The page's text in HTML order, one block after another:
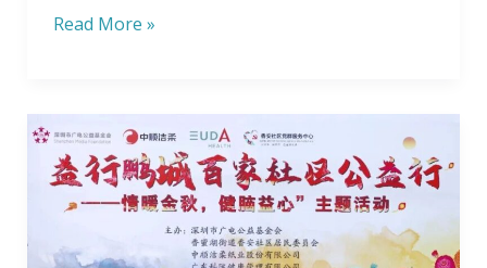
在
得
圆
满
成
Read More »
“情
暖
金
健